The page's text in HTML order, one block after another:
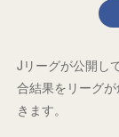
Jリーグが公開し
合結果をリーグ
きます。